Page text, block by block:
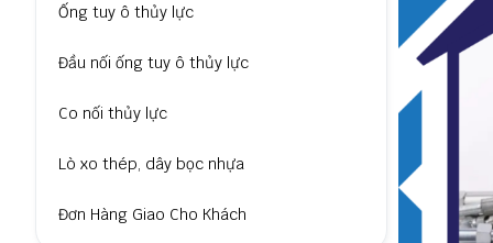
Ống tuy ô thủy lực
Đầu nối ống tuy ô thủy lực
Co nối thủy lực
Lò xo thép, dây bọc nhựa
Đơn Hàng Giao Cho Khách